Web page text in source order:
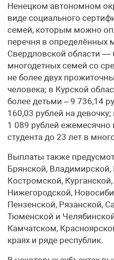
Ненецком автономном
виде социального
семей, которым можно
перечня в определённых
Свердловской области —
многодетных семей со
не более двух
человека; в Курской
более детьми – 9 736,14
160,03 рублей на
1 089 рублей
студента до 23 лет в
Выплаты также
Брянской,
Костромской,
Нижегородской,
Пензенской, Рязанской,
Тюменской и
Камчатском,
краях и ряде республик.